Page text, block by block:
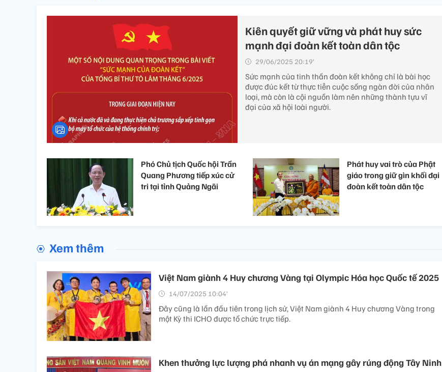
Kiên quyết giữ vững và phát huy sức
mạnh đại đoàn kết toàn dân tộc
29/06/2025 20:19’
Sức mạnh của tinh thần đoàn kết không chỉ là bài học
được đúc kết từ thực tiễn cuộc sống ngàn đời của nhân
loại, mà còn là cội nguồn làm nên những thành tựu vĩ
đại của xã hội loài người.
Phó Chủ tịch Quốc hội Trần
Quang Phương tiếp xúc cử
tri tại tỉnh Quảng Ngãi
Phát huy vai trò của Phật
giáo trong giữ gìn khối đại
đoàn kết toàn dân tộc
Xem thêm
Việt Nam giành 4 Huy chương Vàng tại Olympic Hóa học Quốc tế 2025
14/07/2025 10:04’
Đây cũng là lần đầu tiên trong lịch sử, Việt Nam giành 4 Huy chương Vàng trong
một Kỳ thi ICHO được tổ chức trực tiếp.
Khen thưởng lực lượng phá nhanh vụ án mạng gây rúng động Tây Ninh